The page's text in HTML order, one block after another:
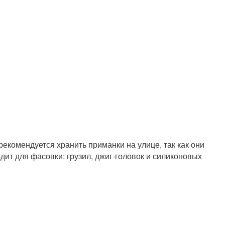
хранить приманки на улице, так как они
для фасовки: грузил, джиг-головок и силиконовых